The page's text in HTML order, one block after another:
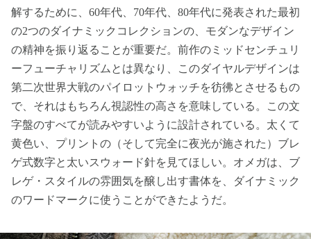
解するために、60年代、70年代、80年代に発表された最初
の2つのダイナミックコレクションの、モダンなデザイン
の精神を振り返ることが重要だ。前作のミッドセンチュリ
ーフューチャリズムとは異なり、このダイヤルデザインは
第二次世界大戦のパイロットウォッチを彷彿とさせるもの
で、それはもちろん視認性の高さを意味している。この文
字盤のすべてが読みやすいように設計されている。太くて
黄色い、プリントの（そして完全に夜光が施された）ブレ
ゲ式数字と太いスウォード針を見てほしい。オメガは、ブ
レゲ・スタイルの雰囲気を醸し出す書体を、ダイナミック
のワードマークに使うことができたようだ。